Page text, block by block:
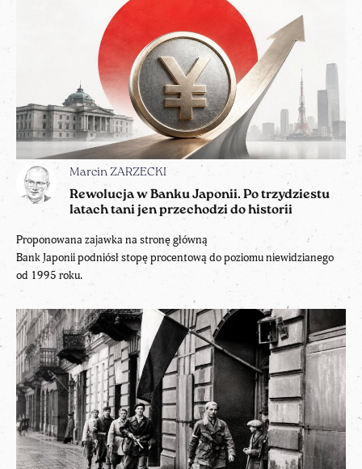
Marcin ZARZECKI
Rewolucja w Banku Japonii. Po trzydziestu
latach tani jen przechodzi do historii
Proponowana zajawka na stronę główną
Bank Japonii podniósł stopę procentową do poziomu niewidzianego
od 1995 roku.